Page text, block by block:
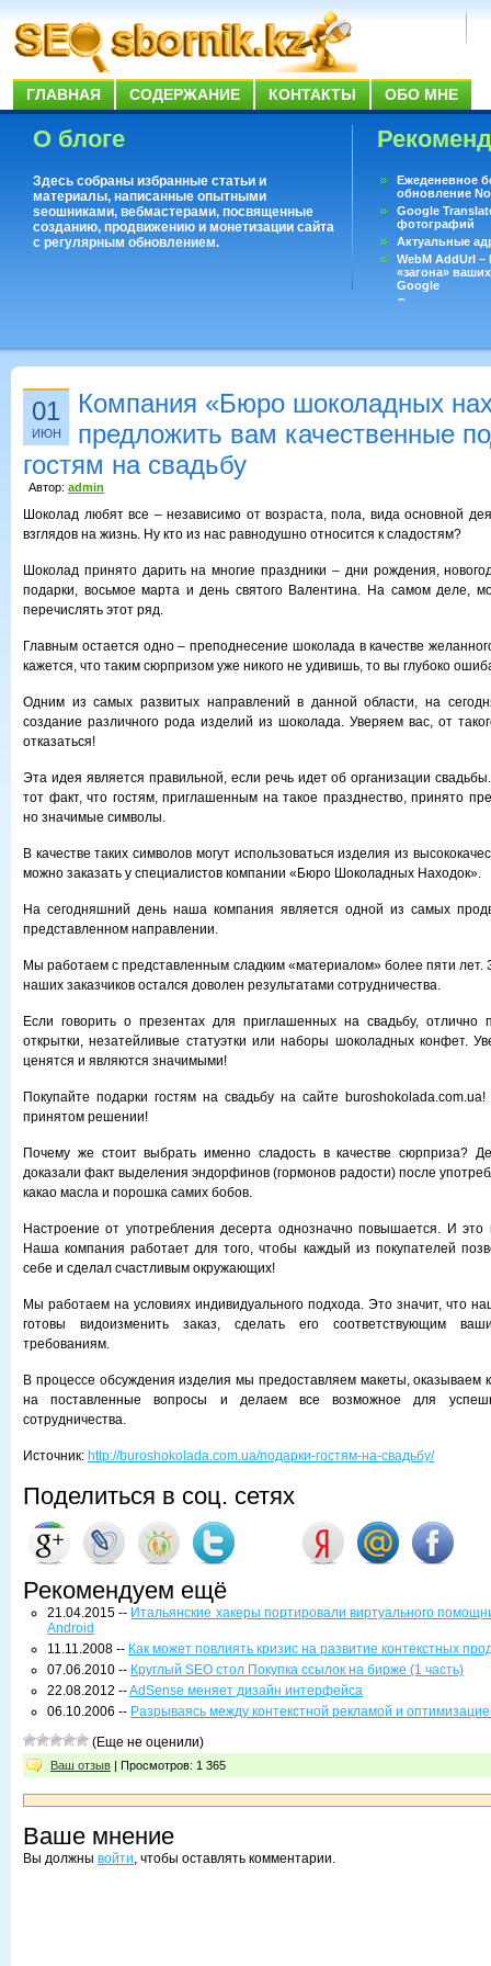
ГЛАВНАЯ СОДЕРЖАНИЕ КОНТАКТЫ ОБО МНЕ
О блоге
Здесь собраны избранные статьи и
материалы, написанные опытными
seoшниками, вебмастерами, посвященные
созданию, продвижению и монетизации сайта
с регулярным обновлением.
Ежеденевное
обновление
Google
фотографий
Актуальные
WebM AddUrl
«загона»
Google
Существует
01
ИЮН
Компания «Бюро шоколадных
предложить вам качественные
гостям на свадьбу
Автор: admin
Шоколад любят все – независимо от возраста, пола, вида основной
взглядов на жизнь. Ну кто из нас равнодушно относится к сладостям?
Шоколад принято дарить на многие праздники – дни рождения,
подарки, восьмое марта и день святого Валентина. На самом деле,
перечислять этот ряд.
Главным остается одно – преподнесение шоколада в качестве
кажется, что таким сюрпризом уже никого не удивишь, то вы глубоко
Одним из самых развитых направлений в данной области, на
создание различного рода изделий из шоколада. Уверяем вас, от
отказаться!
Эта идея является правильной, если речь идет об организации
тот факт, что гостям, приглашенным на такое празднество, принято
но значимые символы.
В качестве таких символов могут использоваться изделия из
можно заказать у специалистов компании «Бюро Шоколадных Находок».
На сегодняшний день наша компания является одной из самых
представленном направлении.
Мы работаем с представленным сладким «материалом» более пяти лет.
наших заказчиков остался доволен результатами сотрудничества.
Если говорить о презентах для приглашенных на свадьбу, отлично
открытки, незатейливые статуэтки или наборы шоколадных конфет.
ценятся и являются значимыми!
Покупайте подарки гостям на свадьбу на сайте
принятом решении!
Почему же стоит выбрать именно сладость в качестве сюрприза?
доказали факт выделения эндорфинов (гормонов радости) после
какао масла и порошка самих бобов.
Настроение от употребления десерта однозначно повышается. И
Наша компания работает для того, чтобы каждый из покупателей
себе и сделал счастливым окружающих!
Мы работаем на условиях индивидуального подхода. Это значит, что
готовы видоизменить заказ, сделать его соответствующим
требованиям.
В процессе обсуждения изделия мы предоставляем макеты, оказываем
на поставленные вопросы и делаем все возможное для
сотрудничества.
Источник: http://buroshokolada.com.ua/подарки-гостям-на-свадьбу/
Поделиться в соц. сетях
Рекомендуем ещё
21.04.2015 -- Итальянские хакеры портировали виртуального
Android
11.11.2008 -- Как может повлиять кризис на развитие контекстных
07.06.2010 -- Круглый SEO стол Покупка ссылок на бирже (1 часть)
22.08.2012 --AdSense меняет дизайн интерфейса
06.10.2006 -- Разрываясь между контекстной рекламой и
(Еще не оценили)
Ваш отзыв | Просмотров: 1 365
Ваше мнение
Вы должны войти, чтобы оставлять комментарии.